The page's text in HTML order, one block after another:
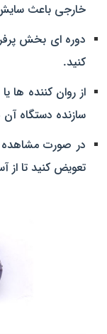
خارجی باعث
دوره‌ ای بخش
کنید.
از روان‌ کننده‌ ها
سازنده دستگاه آن‌
در صورت مشاهده
تعویض کنید تا از